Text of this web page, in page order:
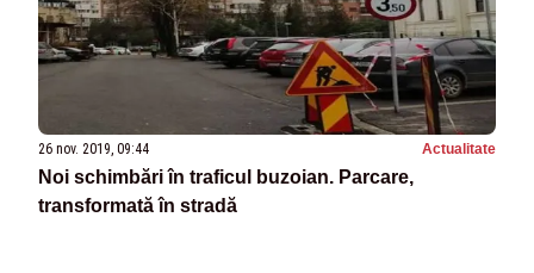
26 nov. 2019, 09:44 Actualitate
Noi schimbări în traficul buzoian. Parcare,
transformată în stradă